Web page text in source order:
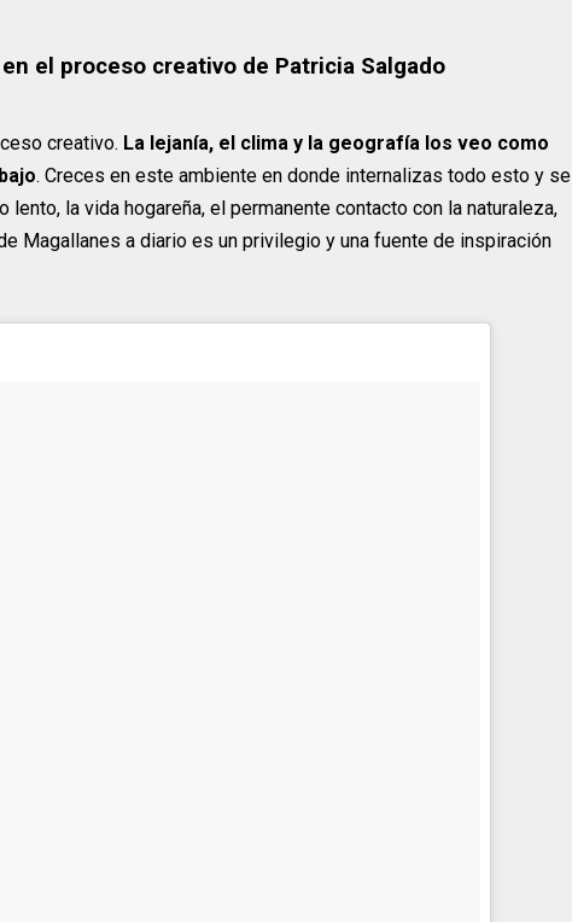
el proceso creativo de Patricia Salgado
creativo. La lejanía, el clima y la geografía los veo como
. Creces en este ambiente en donde internalizas todo esto y se
la vida hogareña, el permanente contacto con la naturaleza,
Magallanes a diario es un privilegio y una fuente de inspiración